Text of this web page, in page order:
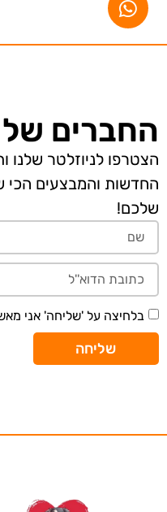
החברים של
הצטרפו לניוזלטר שלנו
החדשות והמבצעים הכי
שלכם!
בלחיצה על 'שליחה' אני
שליחה